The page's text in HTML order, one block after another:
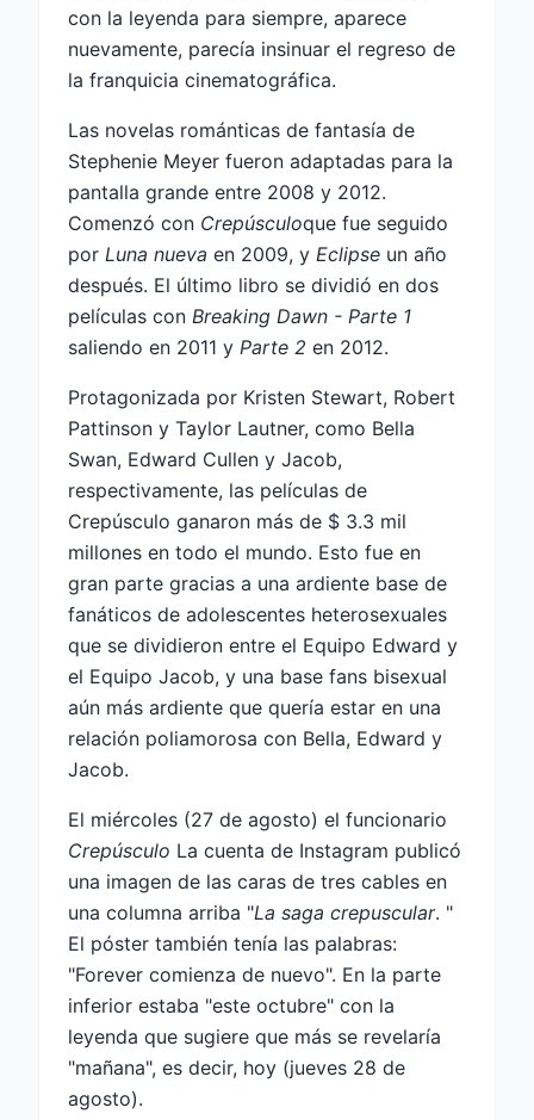
con la leyenda para siempre, aparece
nuevamente, parecía insinuar el regreso de
la franquicia cinematográfica.
Las novelas románticas de fantasía de
Stephenie Meyer fueron adaptadas para la
pantalla grande entre 2008 y 2012.
Comenzó con Crepúsculoque fue seguido
por Luna nueva en 2009, y Eclipse un año
después. El último libro se dividió en dos
películas con Breaking Dawn - Parte 1
saliendo en 2011 y Parte 2 en 2012.
Protagonizada por Kristen Stewart, Robert
Pattinson y Taylor Lautner, como Bella
Swan, Edward Cullen y Jacob,
respectivamente, las películas de
Crepúsculo ganaron más de $ 3.3 mil
millones en todo el mundo. Esto fue en
gran parte gracias a una ardiente base de
fanáticos de adolescentes heterosexuales
que se dividieron entre el Equipo Edward y
el Equipo Jacob, y una base fans bisexual
aún más ardiente que quería estar en una
relación poliamorosa con Bella, Edward y
Jacob.
El miércoles (27 de agosto) el funcionario
Crepúsculo La cuenta de Instagram publicó
una imagen de las caras de tres cables en
una columna arriba "La saga crepuscular. "
El póster también tenía las palabras:
"Forever comienza de nuevo". En la parte
inferior estaba "este octubre" con la
leyenda que sugiere que más se revelaría
"mañana", es decir, hoy (jueves 28 de
agosto).